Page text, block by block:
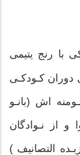
با رنج يتيمى
دوران كـودكـى
اش (بانـو
و از نـوادگان
التصانيف )